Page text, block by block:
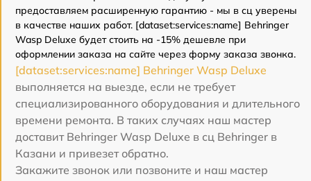
предоставляем расширенную гарантию - мы в сц уверены
в качестве наших работ. [dataset:services:name] Behringer
Wasp Deluxe будет стоить на -15% дешевле при
оформлении заказа на сайте через форму заказа звонка.
[dataset:services:name] Behringer Wasp Deluxe
выполняется на выезде, если не требует
специализированного оборудования и длительного
времени ремонта. В таких случаях наш мастер
доставит Behringer Wasp Deluxe в сц Behringer в
Казани и привезет обратно.
Закажите звонок или позвоните и наш мастер